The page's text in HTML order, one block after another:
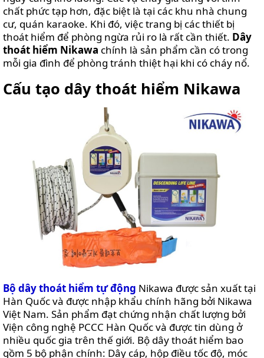
chất phức tạp hơn, đặc biệt là tại các khu nhà chung
cư, quán karaoke. Khi đó, việc trang bị các thiết bị
thoát hiểm để phòng ngừa rủi ro là rất cần thiết. Dây
thoát hiểm Nikawa chính là sản phẩm cần có trong
mỗi gia đình để phòng tránh thiệt hại khi có cháy nổ.
Cấu tạo dây thoát hiểm Nikawa
Bộ dây thoát hiểm tự động Nikawa được sản xuất tại
Hàn Quốc và được nhập khẩu chính hãng bởi Nikawa
Việt Nam. Sản phẩm đạt chứng nhận chất lượng bởi
Viện công nghệ PCCC Hàn Quốc và được tin dùng ở
nhiều quốc gia trên thế giới. Bộ dây thoát hiểm bao
gồm 5 bộ phận chính: Dây cáp, hộp điều tốc độ, móc